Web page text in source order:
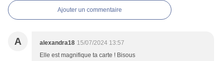
Ajouter un commentaire
A alexandra18 15/07/2024 13:57
Elle est magnifique ta carte ! Bisous